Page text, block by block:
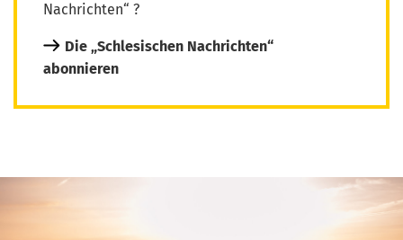
Nachrichten“ ?
Die „Schlesischen Nachrichten“
abonnieren